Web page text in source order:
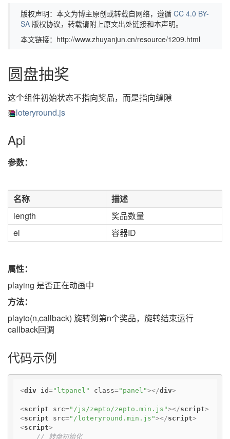
版权声明：本文为博主原创或转载自网络，遵循 CC 4.0 BY-
SA 版权协议，转载请附上原文出处链接和本声明。
本文链接：http://www.zhuyanjun.cn/resource/1209.html
圆盘抽奖
这个组件初始状态不指向奖品，而是指向缝隙
loteryround.js
Api
参数：
名称
描述
length
奖品数量
el
容器ID
属性：
playing 是否正在动画中
方法：
playto(n,callback) 旋转到第n个奖品，旋转结束运行
callback回调
代码示例
<div id="ltpanel" class="panel"></div>
<script src="/js/zepto/zepto.min.js"></script>
<script src="/loteryround.min.js"></script>
<script>
// 转盘初始化